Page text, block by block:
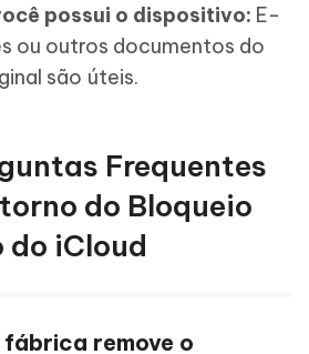
possui o dispositivo: E-
ou outros documentos do
são úteis.
Frequentes
do Bloqueio
iCloud
fábrica remove o